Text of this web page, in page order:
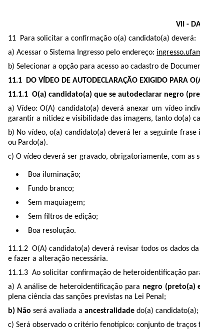
VII -
11 Para solicitar a confirmação o(a) candidato(a) deverá:
a) Acessar o Sistema Ingresso pelo endereço: ing
b) Selecionar a opção para acesso ao cadastro de
11.1 DO VÍDEO DE AUTODECLARAÇÃO EXIGIDO PARA
11.1.1 O(a) candidato(a) que se autodeclarar negro
a) Vídeo: O(A) candidato(a) deverá anexar um vídeo
garantir a nitidez e visibilidade das imagens, tanto do(a)
b) No vídeo, o(a) candidato(a) deverá ler a seguinte frase
ou Pardo(a).
c) O vídeo deverá ser gravado, obrigatoriamente, com as
Boa iluminação;
Fundo branco;
Sem maquiagem;
Sem filtros de edição;
Boa resolução.
11.1.2 O(A) candidato(a) deverá revisar todos os dados
e fazer a alteração necessária.
11.1.3 Ao solicitar confirmação de heteroidentiﬁcação
a) A análise de heteroidentificação para negro (preto(a)
plena ciência das sanções previstas na Lei Penal;
b) Não será avaliada a ancestralidade do(a) candidato(a);
c) Será observado o critério fenotípico: conjunto de traços